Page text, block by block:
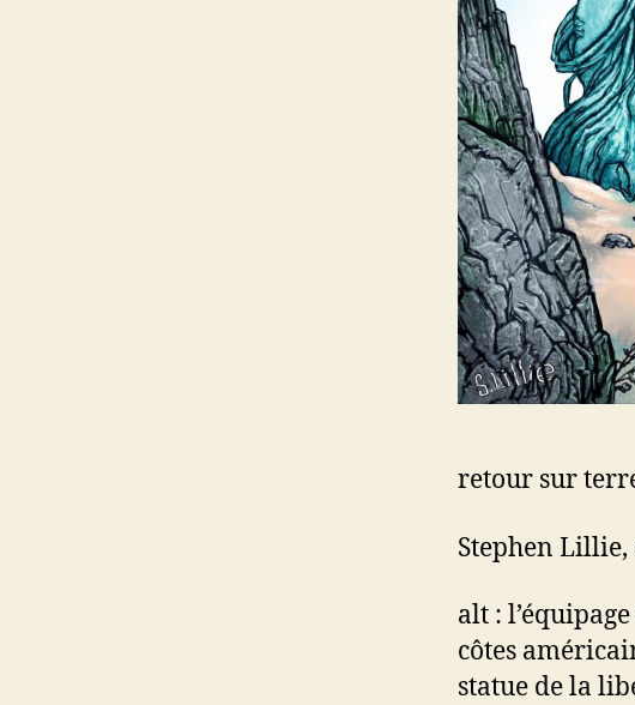
retour sur
Stephen
alt :
côtes
statue de la